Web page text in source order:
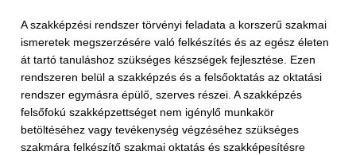
A szakképzési rendszer törvényi feladata a korszerű szakmai
ismeretek megszerzésére való felkészítés és az egész életen
át tartó tanuláshoz szükséges készségek fejlesztése. Ezen
rendszeren belül a szakképzés és a felsőoktatás az oktatási
rendszer egymásra épülő, szerves részei. A szakképzés
felsőfokú szakképzettséget nem igénylő munkakör
betöltéséhez vagy tevékenység végzéséhez szükséges
szakmára felkészítő szakmai oktatás és szakképesítésre